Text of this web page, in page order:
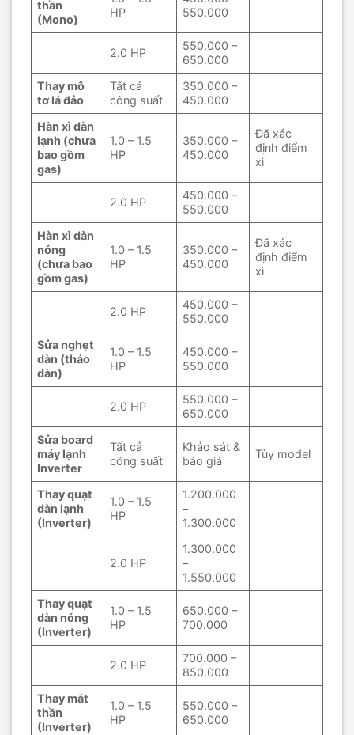
thần
(Mono)
HP
550.000
2.0 HP
550.000 –
650.000
Thay mô
tơ lá đảo
Tất cả
công suất
350.000 –
450.000
Hàn xì dàn
lạnh (chưa
bao gồm
gas)
1.0 – 1.5
HP
350.000 –
450.000
Đã xác
định điểm
xì
2.0 HP
450.000 –
550.000
Hàn xì dàn
nóng
(chưa bao
gồm gas)
1.0 – 1.5
HP
350.000 –
450.000
Đã xác
định điểm
xì
2.0 HP
450.000 –
550.000
Sửa nghẹt
dàn (tháo
dàn)
1.0 – 1.5
HP
450.000 –
550.000
2.0 HP
550.000 –
650.000
Sửa board
máy lạnh
Inverter
Tất cả
công suất
Khảo sát &
báo giá
Tùy model
Thay quạt
dàn lạnh
(Inverter)
1.0 – 1.5
HP
1.200.000
–
1.300.000
2.0 HP
1.300.000
–
1.550.000
Thay quạt
dàn nóng
(Inverter)
1.0 – 1.5
HP
650.000 –
700.000
2.0 HP
700.000 –
850.000
Thay mắt
thần
(Inverter)
1.0 – 1.5
HP
550.000 –
650.000